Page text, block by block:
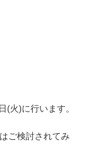
(火)に行います。
ご検討されてみ